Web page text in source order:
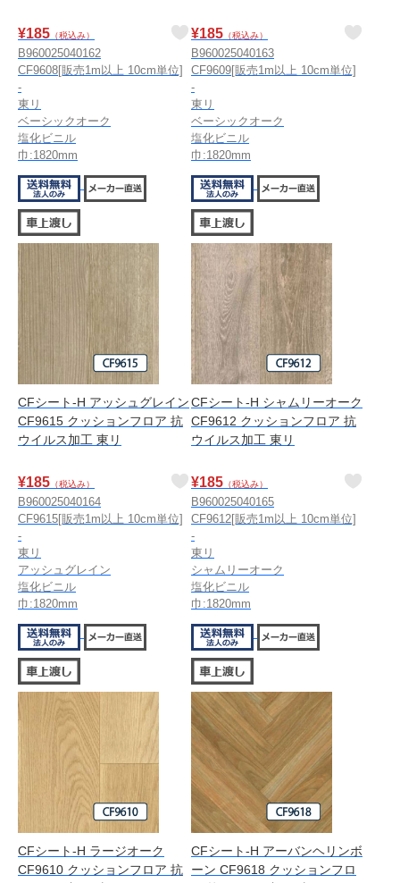
¥185 （税込み）
B960025040162
CF9608[販売1m以上 10cm単位]
-
東リ
ベーシックオーク
塩化ビニル
巾:1820mm
¥185 （税込み）
B960025040163
CF9609[販売1m以上 10cm単位]
-
東リ
ベーシックオーク
塩化ビニル
巾:1820mm
CFシート-H アッシュグレイン
CF9615 クッションフロア 抗
ウイルス加工 東リ
¥185 （税込み）
B960025040164
CF9615[販売1m以上 10cm単位]
-
東リ
アッシュグレイン
塩化ビニル
巾:1820mm
CFシート-H シャムリーオーク
CF9612 クッションフロア 抗
ウイルス加工 東リ
¥185 （税込み）
B960025040165
CF9612[販売1m以上 10cm単位]
-
東リ
シャムリーオーク
塩化ビニル
巾:1820mm
CFシート-H ラージオーク
CF9610 クッションフロア 抗
CFシート-H アーバンヘリンボ
ーン CF9618 クッションフロ